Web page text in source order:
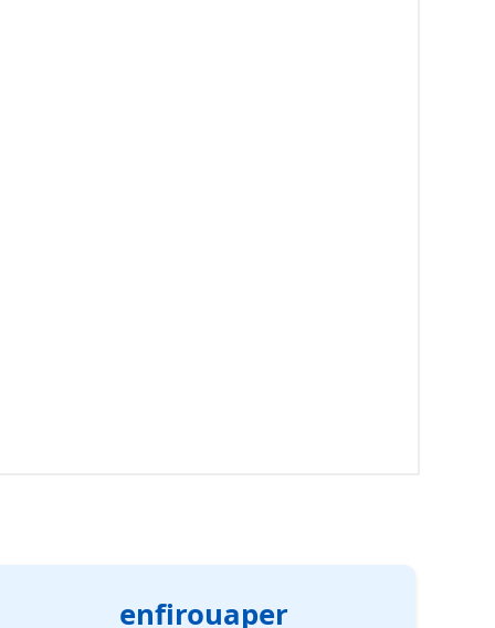
enfirouaper